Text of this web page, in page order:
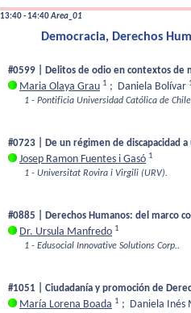
13:40 - 14:40Area_01
Democracia, Derechos
#0599 | Delitos de odio en contextos de
Maria Olaya Grau 1 ; Daniela Bolívar
1 - Pontificia Universidad Católica de
#0723 | De un régimen de discapacidad
Josep Ramon Fuentes i Gasó 1
1 - Universitat Rovira i Virgili (URV).
#0885 | Derechos Humanos: del marco
Dr. Ursula Manfredo 1
1 - Edusocial Innovative Solutions Corp..
#1051 | Ciudadanía y promoción de
María Lorena Boada 1 ; Daniela Inés